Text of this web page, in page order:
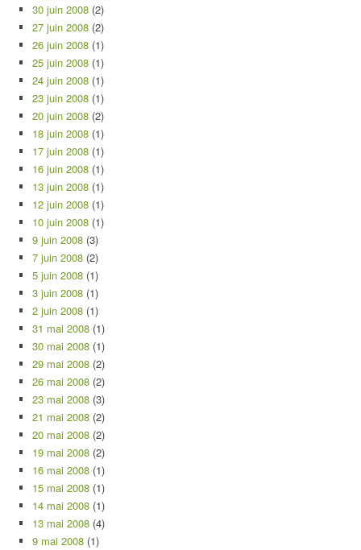
30 juin 2008 (2)
27 juin 2008 (2)
26 juin 2008 (1)
25 juin 2008 (1)
24 juin 2008 (1)
23 juin 2008 (1)
20 juin 2008 (2)
18 juin 2008 (1)
17 juin 2008 (1)
16 juin 2008 (1)
13 juin 2008 (1)
12 juin 2008 (1)
10 juin 2008 (1)
9 juin 2008 (3)
7 juin 2008 (2)
5 juin 2008 (1)
3 juin 2008 (1)
2 juin 2008 (1)
31 mai 2008 (1)
30 mai 2008 (1)
29 mai 2008 (2)
26 mai 2008 (2)
23 mai 2008 (3)
21 mai 2008 (2)
20 mai 2008 (2)
19 mai 2008 (2)
16 mai 2008 (1)
15 mai 2008 (1)
14 mai 2008 (1)
13 mai 2008 (4)
9 mai 2008 (1)